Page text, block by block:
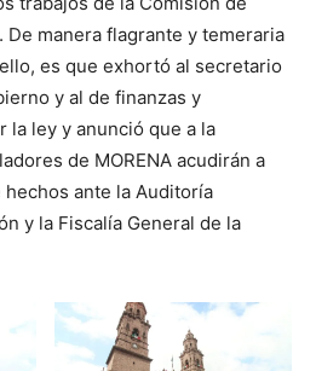
De manera flagrante y temeraria
es que exhortó al secretario
y al de finanzas y
la ley y anunció que a la
de MORENA acudirán a
ante la Auditoría
y la Fiscalía General de la